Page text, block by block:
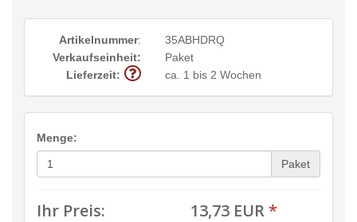
Artikelnummer:
35ABHDRQ
Verkaufseinheit:
Paket
Lieferzeit:
ca. 1 bis 2 Wochen
Menge:
Paket
Ihr Preis: 13,73 EUR*